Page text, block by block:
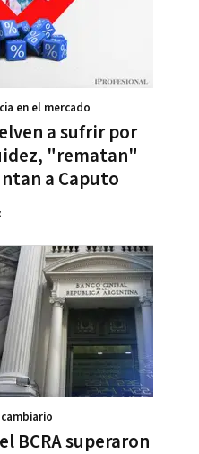
a sufrir por
"rematan"
a Caputo
en el mercado
BCRA superaron